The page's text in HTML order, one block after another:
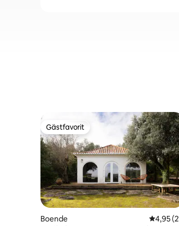
Gästfavorit
Gästfavorit
Boende 4,95 av
4,95